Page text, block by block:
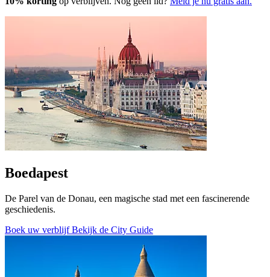
Boedapest
De Parel van de Donau, een magische stad met een fascinerende
geschiedenis.
Boek uw verblijf Bekijk de City Guide